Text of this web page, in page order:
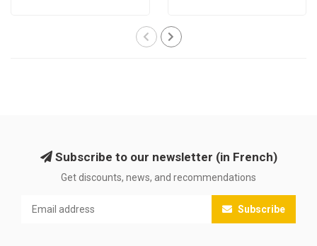
Subscribe to our newsletter (in French)
Get discounts, news, and recommendations
Subscribe